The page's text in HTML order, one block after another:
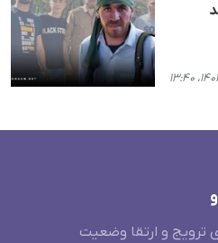
ترویج و ارتقا وضعیت